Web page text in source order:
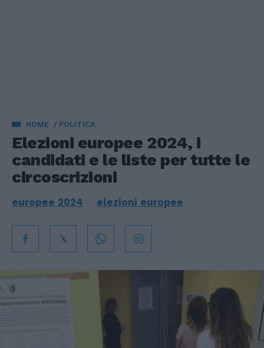
HOME POLITICA
Elezioni europee 2024, i
candidati e le liste per tutte le
circoscrizioni
europee 2024 elezioni europee